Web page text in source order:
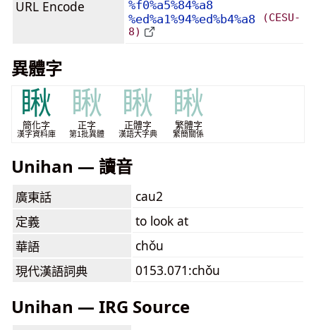
URL Encode
%f0%a5%84%a8
%ed%a1%94%ed%b4%a8
(CESU-
8)
異體字
瞅
簡化字
漢字資料庫
瞅
正字
第1批異體
瞅
正體字
漢語大字典
瞅
繁體字
繁簡關係
Unihan — 讀音
廣東話
cau2
定義
to look at
華語
chǒu
現代漢語詞典
0153.071:chǒu
Unihan — IRG Source